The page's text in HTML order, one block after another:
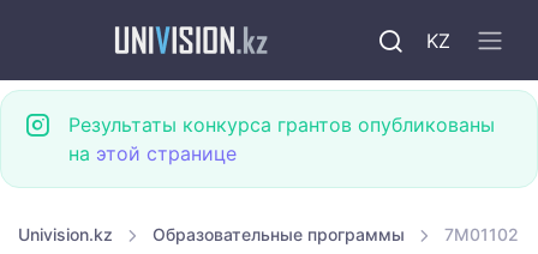
KZ
Результаты конкурса грантов опубликованы
на этой странице
Univision.kz Образовательные программы 7M01102